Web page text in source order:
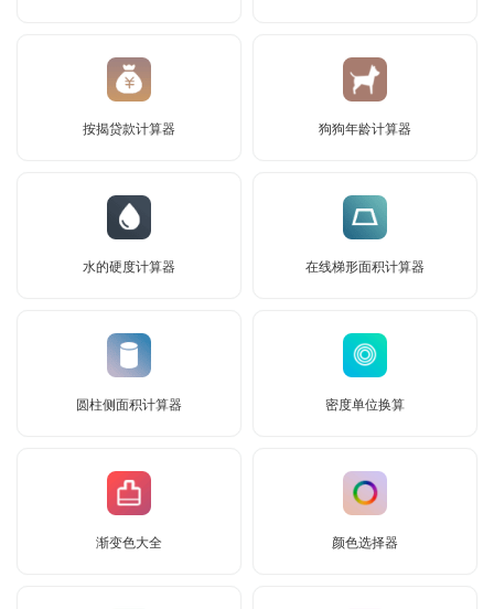
按揭贷款计算器 狗狗年龄计算器
水的硬度计算器 在线梯形面积计算器
圆柱侧面积计算器 密度单位换算
渐变色大全 颜色选择器